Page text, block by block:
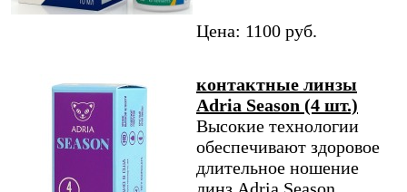
Цена: 1100 руб.
контактные линзы
Adria Season (4 шт.)
Высокие технологии
обеспечивают здоровое
длительное ношение